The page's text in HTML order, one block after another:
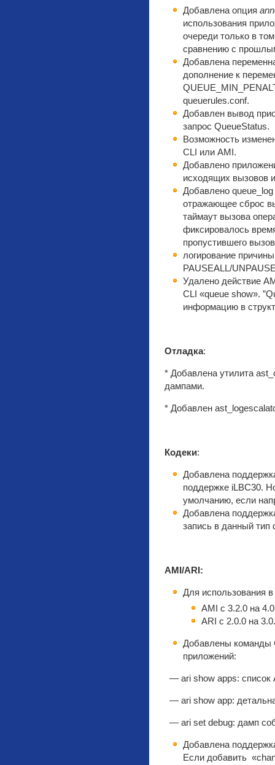
Добавлена опция
использования
очереди только в
сравнению с
Добавлена
дополнение к
queuerules.conf.
Добавлен вывод
запрос QueueStatus.
Возможность
CLI или AMI.
Добавлено
исходящих вызовов
Добавлено
отражающее сброс
таймаут вызова
фиксировалось
пропустившего
логирование
PAUSEALL/
Удалено действие
CLI «queue show».
информацию в
Отладка:
* Добавлена утилита
дампами.
* Добавлен
Кодеки:
Добавлена
поддержке iLBC30.
умолчанию, если
Добавлена
запись в данный тип
AMI/ARI:
Для использования
AMI с 3.2.0 на
ARI с 2.0.0 на
Добавлены команды
приложений:
— ari show apps: список
— ari show app:
— ari set debug: дамп
Добавлена
Если добавить